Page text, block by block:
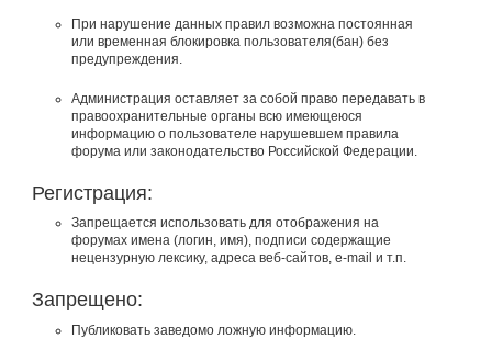
При нарушение данных правил возможна постоянная
или временная блокировка пользователя(бан) без
предупреждения.
Администрация оставляет за собой право передавать в
правоохранительные органы всю имеющеюся
информацию о пользователе нарушевшем правила
форума или законодательство Российской Федерации.
Регистрация:
Запрещается использовать для отображения на
форумах имена (логин, имя), подписи содержащие
нецензурную лексику, адреса веб-сайтов, e-mail и т.п.
Запрещено:
Публиковать заведомо ложнyю инфоpмацию.